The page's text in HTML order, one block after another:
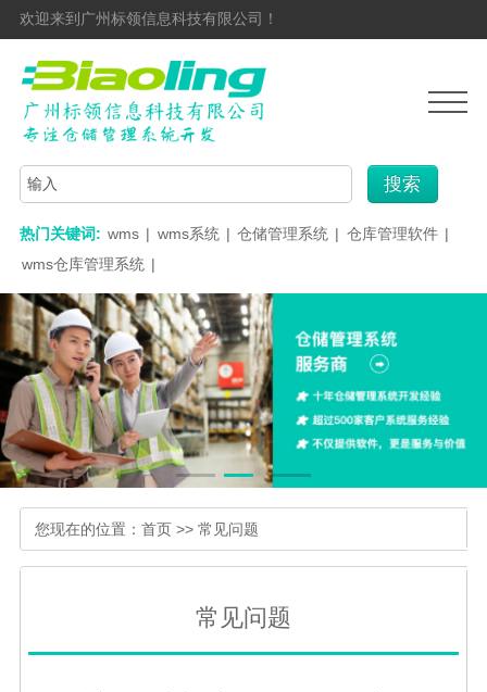
欢迎来到广州标领信息科技有限公司！
搜索
热门关键词: wms | wms系统 | 仓储管理系统 | 仓库管理软件 |
wms仓库管理系统 |
您现在的位置：首页 >>常见问题
常见问题